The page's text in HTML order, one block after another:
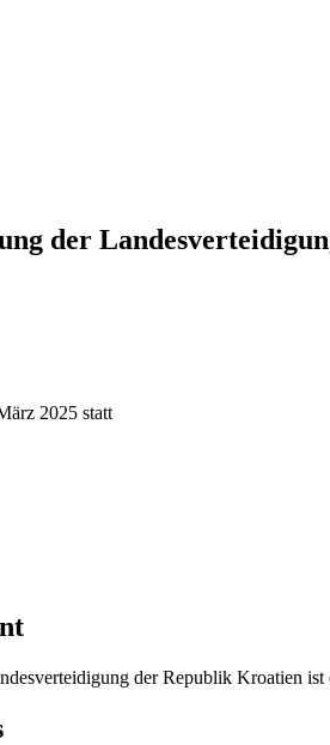
der
2025 statt
der Republik Kroatien